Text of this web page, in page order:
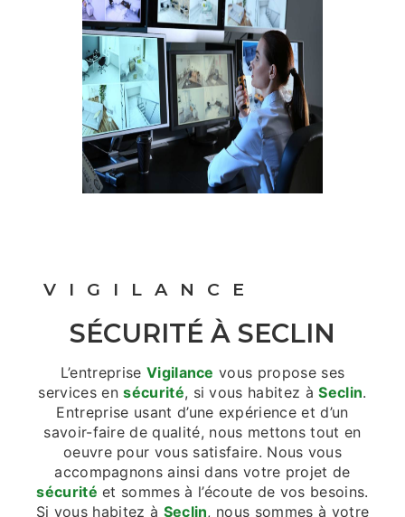
VIGILANCE
SÉCURITÉ À SECLIN
L’entreprise Vigilance vous propose ses
services ensécurité, si vous habitez àSeclin.
Entreprise usant d’une expérience et d’un
savoir-faire de qualité, nous mettons tout en
oeuvre pour vous satisfaire. Nous vous
accompagnons ainsi dans votre projet de
sécurité et sommes à l’écoute de vos besoins.
Si vous habitez à Seclin, nous sommes à votre